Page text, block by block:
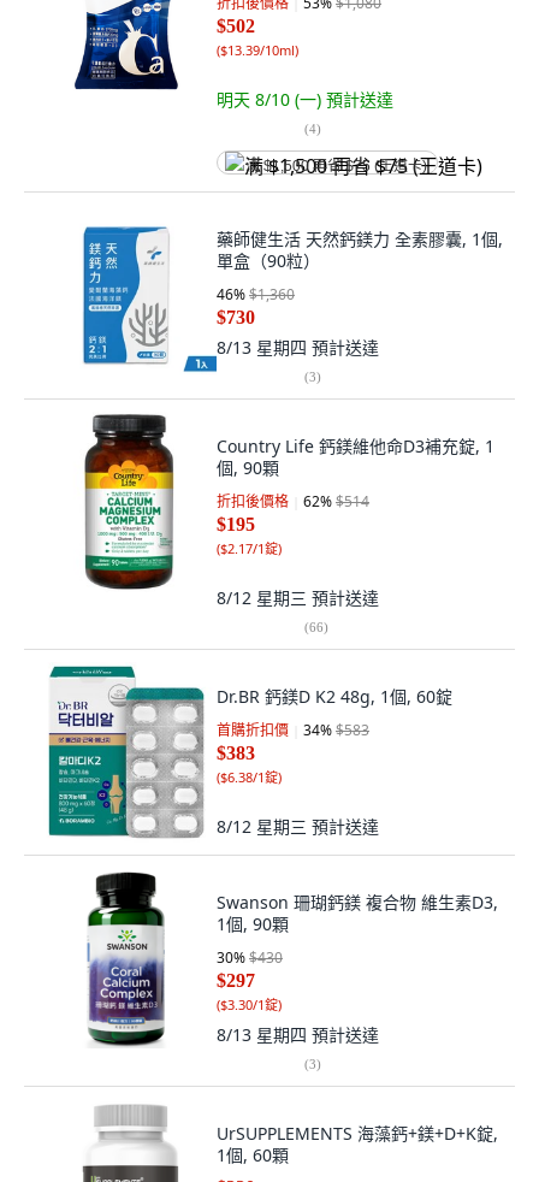
$502
($13.39/10ml)
明天 8/10 (一) 預計送達
(4)
满 $1,500 再省 $75 (王道卡)
藥師健生活 天然鈣鎂力 全素膠囊, 1個,
單盒（90粒）
46%$1,360
$730
8/13 星期四 預計送達
(3)
Country Life 鈣鎂維他命D3補充錠, 1
個, 90顆
折扣後價格 62%$514
$195
($2.17/1錠)
8/12 星期三 預計送達
(66)
Dr.BR 鈣鎂D K2 48g, 1個, 60錠
首購折扣價 34%$583
$383
($6.38/1錠)
8/12 星期三 預計送達
Swanson 珊瑚鈣鎂 複合物 維生素D3,
1個, 90顆
30%$430
$297
($3.30/1錠)
8/13 星期四 預計送達
(3)
UrSUPPLEMENTS 海藻鈣+鎂+D+K錠,
1個, 60顆